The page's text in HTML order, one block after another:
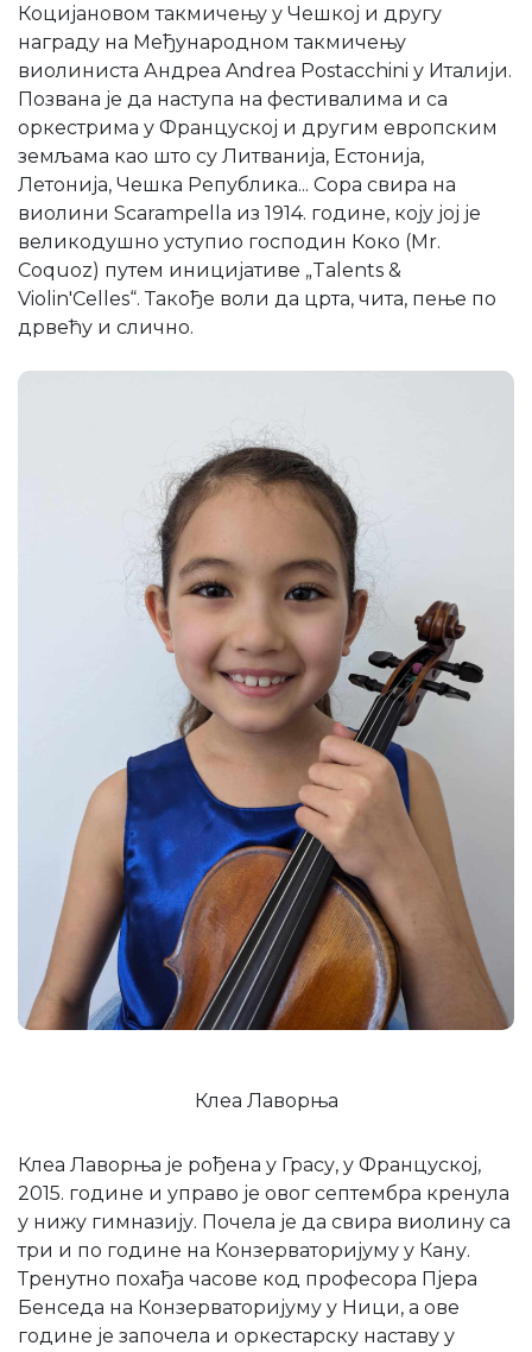
Коцијановом такмичењу у Чешкој и другу
награду на Међународном такмичењу
виолиниста Андреа Andrea Postacchini у Италији.
Позвана је да наступа на фестивалима и са
оркестрима у Француској и другим европским
земљама као што су Литванија, Естонија,
Летонија, Чешка Република... Сора свира на
виолини Scarampella из 1914. године, коју јој је
великодушно уступио господин Коко (Mr.
Coquoz) путем иницијативе „Talents &
Violin'Celles“. Такође воли да црта, чита, пење по
дрвећу и слично.
Клеа Лаворња
Клеа Лаворња је рођена у Грасу, у Француској,
2015. године и управо је овог септембра кренула
у нижу гимназију. Почела је да свира виолину са
три и по године на Конзерваторијуму у Кану.
Тренутно похађа часове код професора Пјера
Бенседа на Конзерваторијуму у Ници, а ове
године је започела и оркестарску наставу у